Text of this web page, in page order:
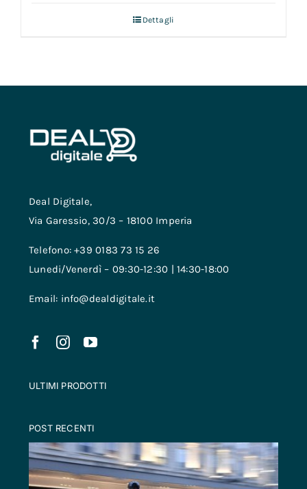
Dettagli
Deal Digitale,
Via Garessio, 30/3 – 18100 Imperia
Telefono: +39 0183 73 15 26
Lunedi/Venerdì – 09:30-12:30 | 14:30-18:00
Email: info@dealdigitale.it
ULTIMI PRODOTTI
POST RECENTI